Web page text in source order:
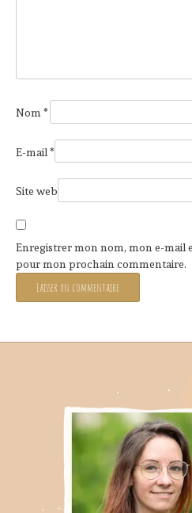
Nom*
E-mail *
Site web
Enregistrer mon nom, mon e-mail
pour mon prochain commentaire.